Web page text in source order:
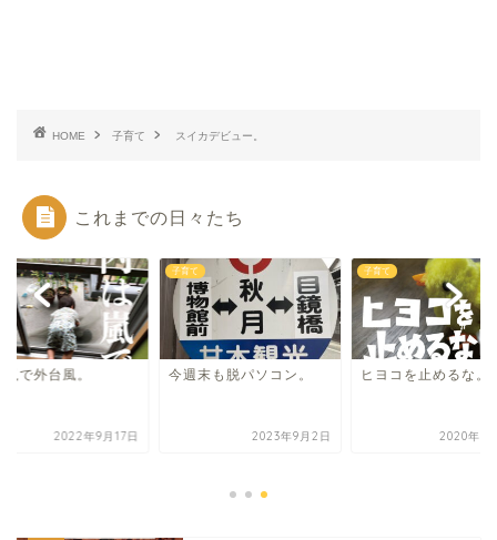
HOME 子育て スイカデビュー。
これまでの日々たち
嵐で外台風。
2022年9月17日
子育て
今週末も脱パソコン。
2023年9月2日
子育て
ヒヨコを止めるな。
2020年3